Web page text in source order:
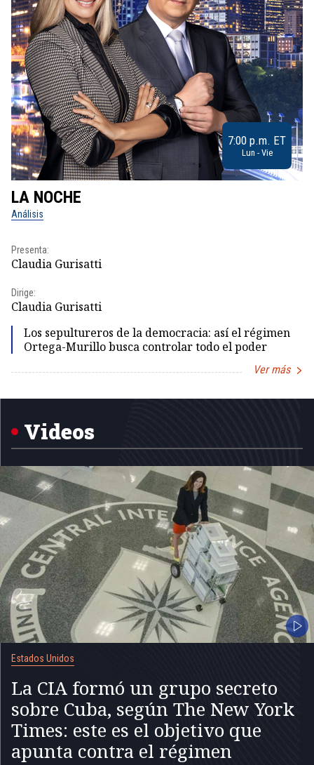
7:00 p.m. ET
Lun - Vie
LA NOCHE
Análisis
Presenta:
Claudia Gurisatti
Dirige:
Claudia Gurisatti
Los sepultureros de la democracia: así el régimen
Ortega-Murillo busca controlar todo el poder
Ver más
1
Videos
Estados Unidos
La CIA formó un grupo secreto
sobre Cuba, según The New York
Times: este es el objetivo que
apunta contra el régimen